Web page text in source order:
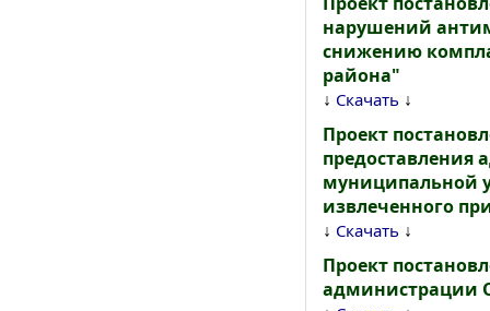
нарушений
снижению
района"
↓ Скачать ↓
Проект
предоставления
муниципальной
извлеченного
↓ Скачать ↓
Проект
администрации